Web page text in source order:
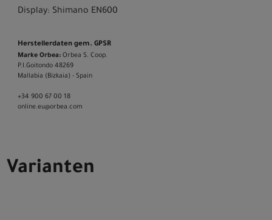
Display: Shimano EN600
Herstellerdaten gem. GPSR
Marke Orbea: Orbea S. Coop.
P.I.Goitondo 48269
Mallabia (Bizkaia) - Spain
+34 900 67 00 18
online.eu@orbea.com
Varianten